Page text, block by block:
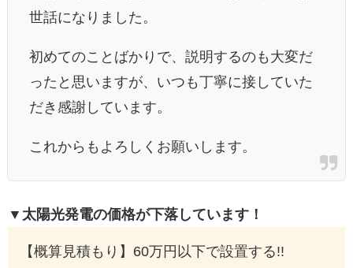
世話になりました。
初めてのことばかりで、説明するのも大変だ
ったと思いますが、いつも丁寧に接していた
だき感謝しています。
これからもよろしくお願いします。
▼太陽光発電の価格が下落しています！
【概算見積もり】60万円以下で設置する!!